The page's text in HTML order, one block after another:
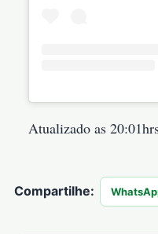
Atualizado as
Compartilhe: